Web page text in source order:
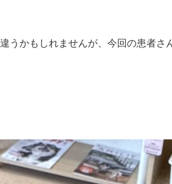
うかもしれませんが、今回の患者さ